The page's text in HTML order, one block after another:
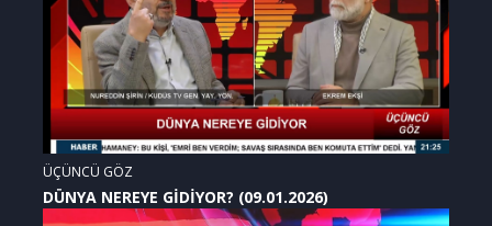
ÜÇÜNCÜ GÖZ
DÜNYA NEREYE GİDİYOR? (09.01.2026)